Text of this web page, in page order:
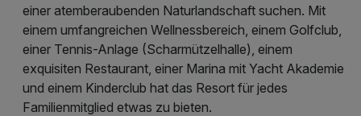
einer atemberaubenden Naturlandschaft suchen. Mit
einem umfangreichen Wellnessbereich, einem Golfclub,
einer Tennis-Anlage (Scharmützelhalle), einem
exquisiten Restaurant, einer Marina mit Yacht Akademie
und einem Kinderclub hat das Resort für jedes
Familienmitglied etwas zu bieten.